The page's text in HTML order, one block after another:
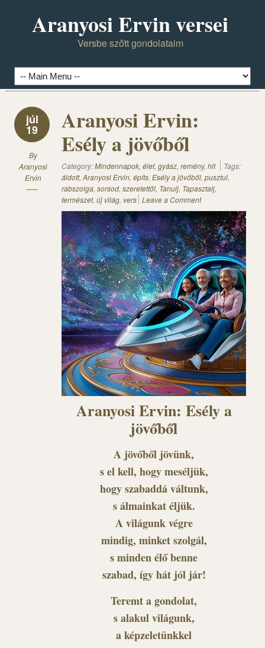
Aranyosi Ervin versei
Versbe szőtt gondolataim
júl
19
By
Aranyosi
Ervin
Aranyosi Ervin:
Esély a jövőből
Category:Mindennapok, élet, gyász, remény, hit
Tags:
áldott, Aranyosi Ervin, építs, Esély a jövőből, pusztul,
rabszolga, sorsod, szeretettől, Tanulj, Tapasztalj,
természet, új világ, vers Leave a Comment
Aranyosi Ervin: Esély a
jövőből
A jövőből jövünk,
s el kell, hogy meséljük,
hogy szabaddá váltunk,
s álmainkat éljük.
A világunk végre
mindig, minket szolgál,
s minden élő benne
szabad, így hát jól jár!
Teremt a gondolat,
s alakul világunk,
a képzeletünkkel